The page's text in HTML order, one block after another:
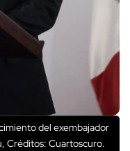
del exembajador
Créditos: Cuartoscuro.